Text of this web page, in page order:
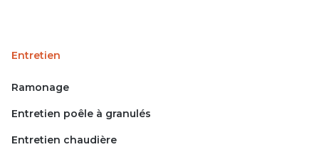
Entretien
Ramonage
Entretien poêle à granulés
Entretien chaudière